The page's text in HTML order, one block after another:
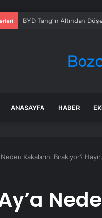
BYD Tang’ın Altından
ANASAYFA HABER
Kakalarını Bırakıyor?